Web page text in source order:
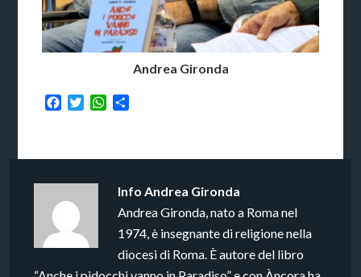
Andrea Gironda
Facebook
TwitterWhatsApp
Info Andrea Gironda
Andrea Gironda, nato a Roma nel
1974, è insegnante di religione nella
diocesi di Roma. È autore del libro